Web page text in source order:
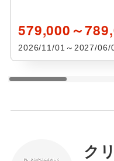
579,000～
2026/11/01～2027/06/
ク